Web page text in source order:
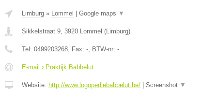
Limburg » Lommel Google maps ▼
Sikkelstraat 9 3920 Lommel ( Limburg)
Tel: 0499203268 , Fax: - , BTW-nr: -
E-mail › Praktijk Babbelut
Website: http://www.logopediebabbelut.be/ Screenshot ▼